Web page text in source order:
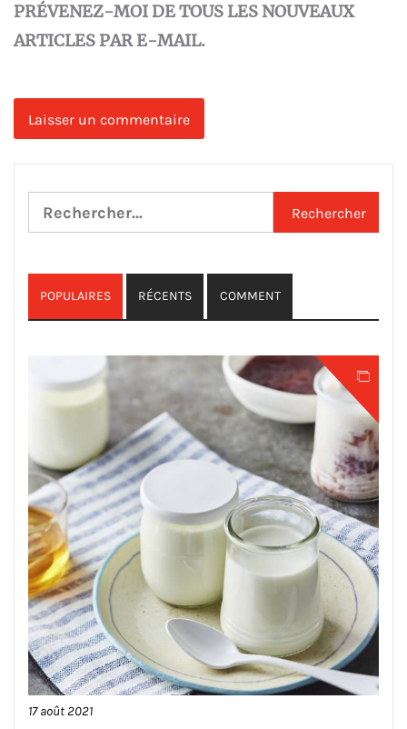
PRÉVENEZ-MOI DE TOUS LES NOUVEAUX
ARTICLES PAR E-MAIL.
Rechercher :
POPULAIRES RÉCENTS COMMENT
17 août 2021